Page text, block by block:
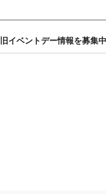
旧イベントデー情報を募集